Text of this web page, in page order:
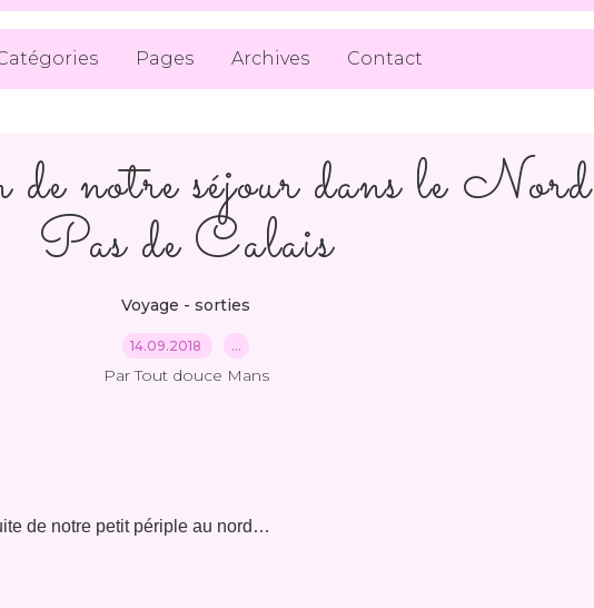
Pages Archives Contact
notre séjour dans le Nord
Pas de Calais
Voyage - sorties
14.09.2018 …
Par Tout douce Mans
de notre petit périple au nord…